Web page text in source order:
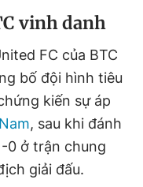
cấp ngày 24.3.2020
Niên. Cấm sao
vinh danh
FC của BTC
bố đội hình tiêu
kiến sự áp
, sau khi đánh
0 ở trận chung
giải đấu.